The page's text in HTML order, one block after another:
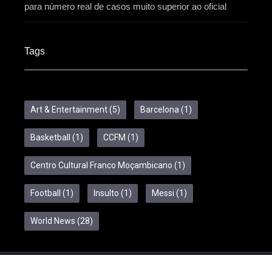
para número real de casos muito superior ao oficial
Tags
Art & Entertainment(5) Barcelona (1)
Basketball (1) CCFM (1)
Centro Cultural Franco Moçambicano (1)
Football (1) Insulto (1) Messi (1)
World News (28)